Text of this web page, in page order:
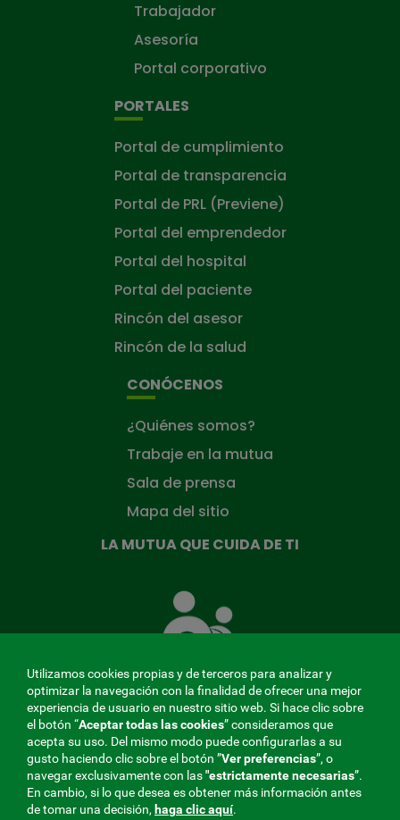
Trabajador
Asesoría
Portal corporativo
PORTALES
Portal de cumplimiento
Portal de transparencia
Portal de PRL (Previene)
Portal del emprendedor
Portal del hospital
Portal del paciente
Rincón del asesor
Rincón de la salud
CONÓCENOS
¿Quiénes somos?
Trabaje en la mutua
Sala de prensa
Mapa del sitio
LA MUTUA QUE CUIDA DE TI
Mutua
que
ti
MENÚ
REDES
Utilizamos cookies propias y de terceros para analizar y
optimizar la navegación con la finalidad de ofrecer una mejor
experiencia de usuario en nuestro sitio web. Si hace clic sobre
el botón “Aceptar todas las cookies” consideramos que
acepta su uso. Del mismo modo puede configurarlas a su
gusto haciendo clic sobre el botón ”Ver preferencias”, o
navegar exclusivamente con las"estrictamentenecesarias”.
En cambio, si lo que desea es obtener más información antes
de tomar una decisión, haga clic aquí.